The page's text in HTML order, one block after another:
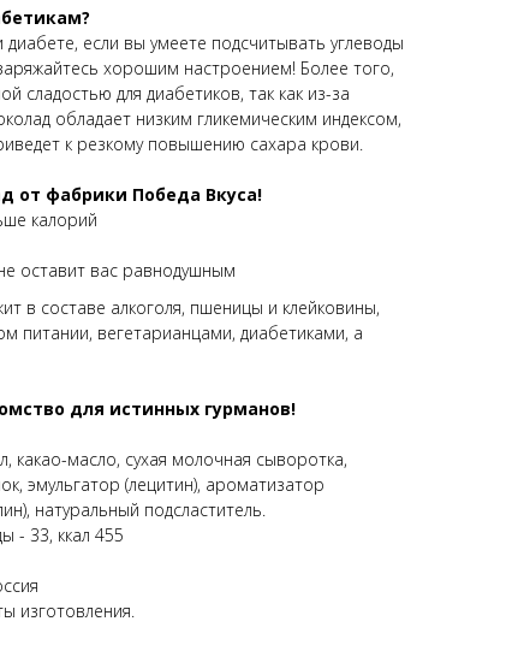
если вы умеете подсчитывать углеводы
хорошим настроением! Более того,
сладостью для диабетиков, так как из-за
обладает низким гликемическим индексом,
к резкому повышению сахара крови.
от фабрики Победа Вкуса!
калорий
оставит вас равнодушным
в составе алкоголя, пшеницы и клейковины,
питании, вегетарианцами, диабетиками, а
для истинных гурманов!
какао-масло, сухая молочная сыворотка,
эмульгатор (лецитин), ароматизатор
натуральный подсластитель.
- 33, ккал 455
изготовления.